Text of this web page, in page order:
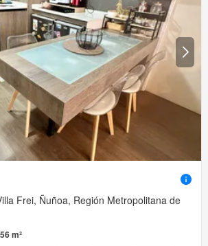
Frei, Ñuñoa, Región Metropolitana de
56 m²